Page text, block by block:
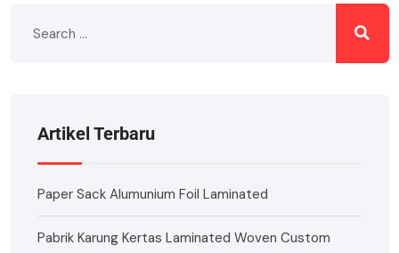
Artikel Terbaru
Paper Sack Alumunium Foil Laminated
Pabrik Karung Kertas Laminated Woven Custom